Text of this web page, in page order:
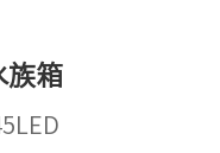
族箱